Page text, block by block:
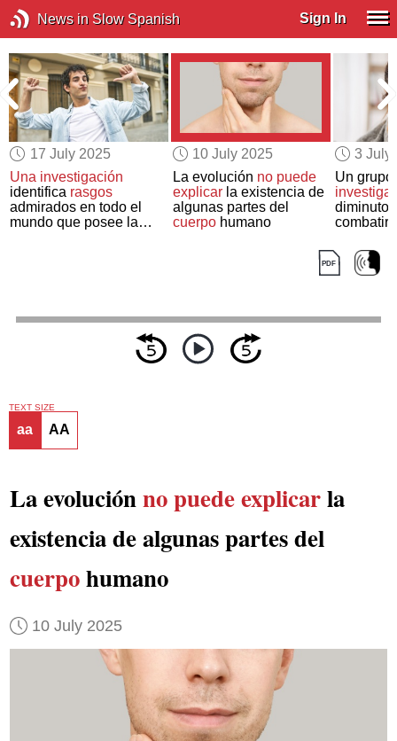
News in Slow Spanish Sign In
17 July 2025
Una investigación
identifica rasgos
admirados en todo el
mundo que posee la
10 July 2025
La evolución no puede
explicarla existencia de
algunas partes del
cuerpohumano
3 July
Un grupo
combatir
TEXT SIZE
aa AA
La evoluciónno puede explicarla
existencia de algunas partes del
cuerpohumano
10 July 2025